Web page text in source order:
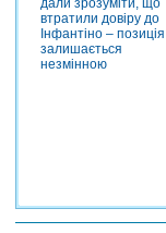
дали зрозуміти, що
втратили довіру до
Інфантіно – позиція
залишається
незмінною